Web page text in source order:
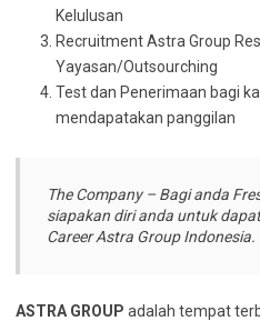
Kelulusan
Recruitment Astra Group
Yayasan/Outsourching
Test dan Penerimaan bagi
mendapatakan panggilan
The Company – Bagi anda
siapakan diri anda untuk
Career Astra Group Indonesia.
ASTRA GROUP adalah tempat